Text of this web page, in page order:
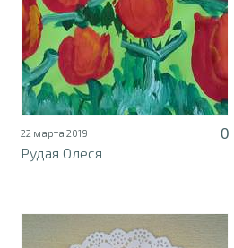
22 марта 2019
0
Рудая Олеся